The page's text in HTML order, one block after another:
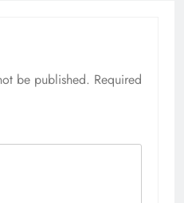
be published. Required